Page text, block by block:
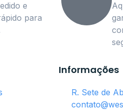
e
para
Informações
R. Sete de